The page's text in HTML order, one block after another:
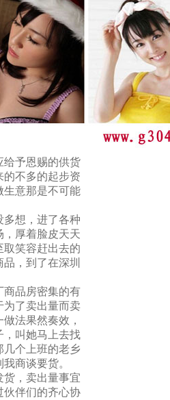
给予恩赐的供货
不多的起步资
生意那是不可能
想，进了各种
，厚着脸皮天天
取笑容赶出去的
，到了在深圳
商品房密集的有
为了卖出量而卖
法果然奏效，
，叫她马上去找
几个上班的老乡
商谈要货。
，卖出量事宜
伙伴们的齐心协